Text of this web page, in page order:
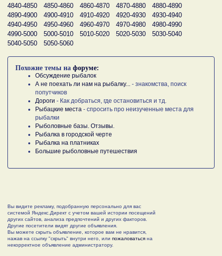
4840-4850
4850-4860 4860-4870 4870-4880
4880-4890
4890-4900
4900-4910 4910-4920 4920-4930
4930-4940
4940-4950
4950-4960 4960-4970 4970-4980
4980-4990
4990-5000
5000-5010 5010-5020 5020-5030
5030-5040
5040-5050
5050-5060
Похожие темы на форуме:
Обсуждение рыбалок
А не поехать ли нам на рыбалку...
- знакомства, поиск
попутчиков
Дороги - Как добраться, где остановиться и тд.
Рыбацкие места - спросить про неизученные места для
рыбалки
Рыболовные базы. Отзывы.
Рыбалка в городской черте
Рыбалка на платниках
Большие рыболовные путешествия
Вы видите рекламу, подобранную персонально для вас
системой Яндекс.Директ с учетом вашей истории посещений
других сайтов, анализа предпочтений и других факторов.
Другие посетители видят другие объявления.
Вы можете скрыть объявление, которое вам не нравится,
нажав на ссылку "скрыть" внутри него, или пожаловаться на
некорректное объявление администратору.